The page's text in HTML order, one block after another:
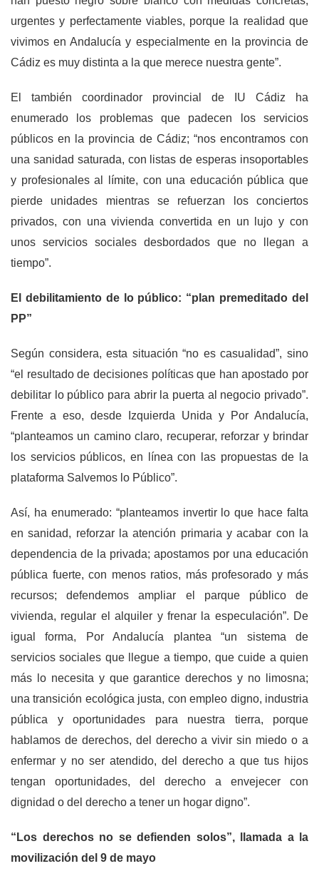
urgentes y perfectamente viables, porque la realidad que
vivimos en Andalucía y especialmente en la provincia de
Cádiz es muy distinta a la que merece nuestra gente”.
El también coordinador provincial de IU Cádiz ha
enumerado los problemas que padecen los servicios
públicos en la provincia de Cádiz; “nos encontramos con
una sanidad saturada, con listas de esperas insoportables
y profesionales al límite, con una educación pública que
pierde unidades mientras se refuerzan los conciertos
privados, con una vivienda convertida en un lujo y con
unos servicios sociales desbordados que no llegan a
tiempo”.
El debilitamiento de lo público: “plan premeditado del
PP”
Según considera, esta situación “no es casualidad”, sino
“el resultado de decisiones políticas que han apostado por
debilitar lo público para abrir la puerta al negocio privado”.
Frente a eso, desde Izquierda Unida y Por Andalucía,
“planteamos un camino claro, recuperar, reforzar y brindar
los servicios públicos, en línea con las propuestas de la
plataforma Salvemos lo Público”.
Así, ha enumerado: “planteamos invertir lo que hace falta
en sanidad, reforzar la atención primaria y acabar con la
dependencia de la privada; apostamos por una educación
pública fuerte, con menos ratios, más profesorado y más
recursos; defendemos ampliar el parque público de
vivienda, regular el alquiler y frenar la especulación”. De
igual forma, Por Andalucía plantea “un sistema de
servicios sociales que llegue a tiempo, que cuide a quien
más lo necesita y que garantice derechos y no limosna;
una transición ecológica justa, con empleo digno, industria
pública y oportunidades para nuestra tierra, porque
hablamos de derechos, del derecho a vivir sin miedo o a
enfermar y no ser atendido, del derecho a que tus hijos
tengan oportunidades, del derecho a envejecer con
dignidad o del derecho a tener un hogar digno”.
“Los derechos no se defienden solos”, llamada a la
movilización del 9 de mayo